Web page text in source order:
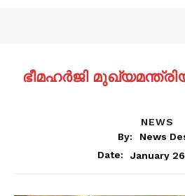
ഭീമഹർജി
NEWS
By:
News
Date:
January